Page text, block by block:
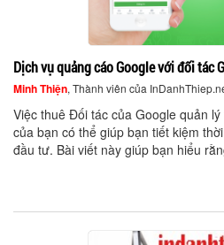
Dịch vụ quảng cáo Google với đối tác
Minh Thiện, Thành viên của
Việc thuê Đối tác của Google quản
của bạn có thể giúp bạn tiết kiệm
đầu tư. Bài viết này giúp bạn hiểu